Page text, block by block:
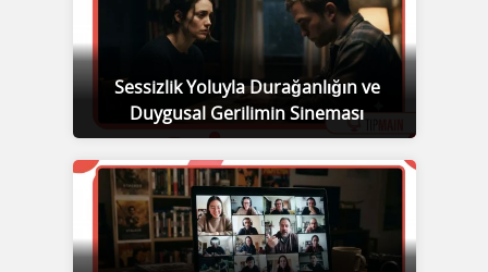
Sessizlik Yoluyla Durağanlığın ve
Duygusal Gerilimin Sineması